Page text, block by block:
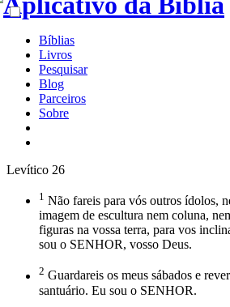
Bíblias
Livros
Pesquisar
Blog
Parceiros
Sobre
Levítico 26
1 Não fareis para vós outros ídolos,
imagem de escultura nem coluna,
figuras na vossa terra, para vos
sou o SENHOR, vosso Deus.
2 Guardareis os meus sábados e
santuário. Eu sou o SENHOR.